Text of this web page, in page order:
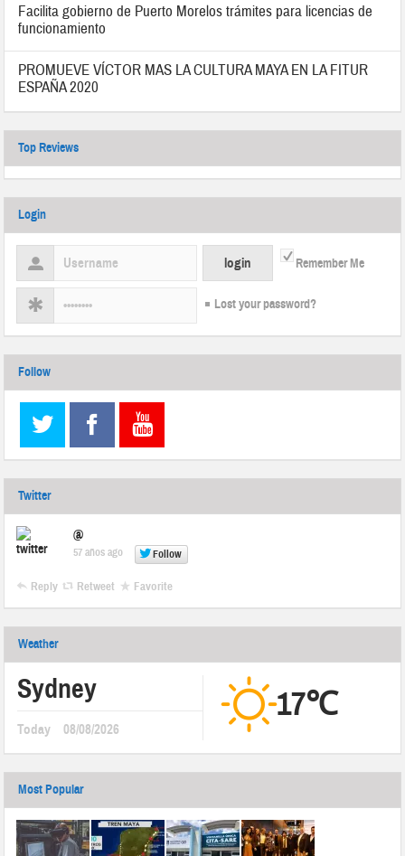
Facilita gobierno de Puerto Morelos trámites para licencias de
funcionamiento
PROMUEVE VÍCTOR MAS LA CULTURA MAYA EN LA FITUR
ESPAÑA 2020
Top Reviews
Login
Remember Me
Lost your password?
Follow
Twitter
@
57 años ago Follow
Reply Retweet Favorite
Weather
Sydney
Today 08/08/2026
17℃
Most Popular